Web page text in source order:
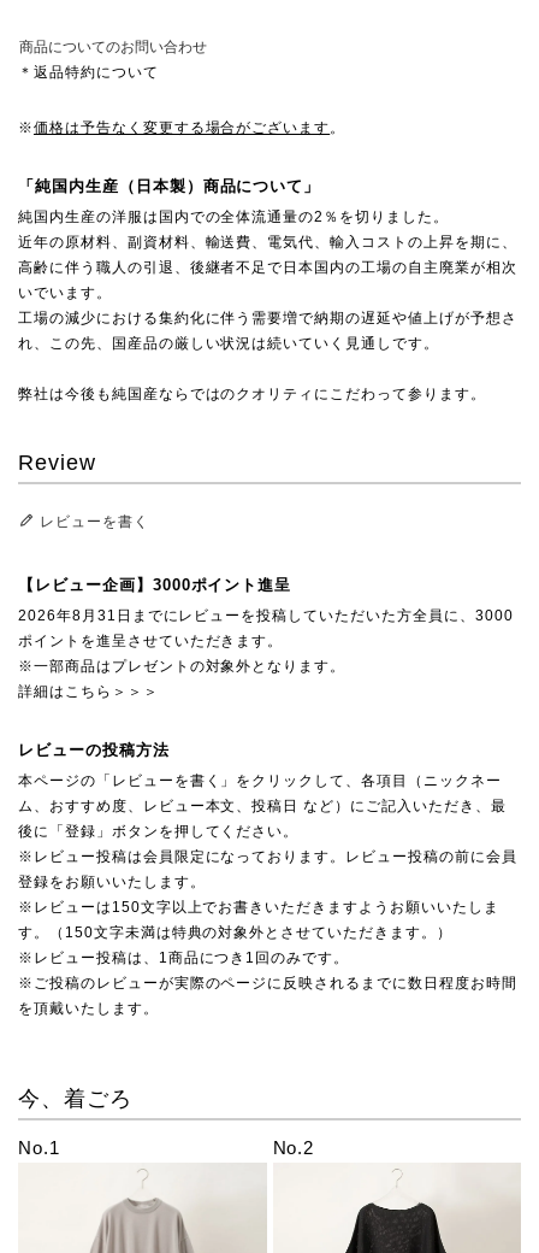
商品についてのお問い合わせ
＊返品特約について
※価格は予告なく変更する場合がございます。
「純国内生産（日本製）商品について」
純国内生産の洋服は国内での全体流通量の2％を切りました。
近年の原材料、副資材料、輸送費、電気代、輸入コストの上昇を期に、
高齢に伴う職人の引退、後継者不足で日本国内の工場の自主廃業が相次
いでいます。
工場の減少における集約化に伴う需要増で納期の遅延や値上げが予想さ
れ、この先、国産品の厳しい状況は続いていく見通しです。
弊社は今後も純国産ならではのクオリティにこだわって参ります。
Review
レビューを書く
【レビュー企画】3000ポイント進呈
2026年8月31日までにレビューを投稿していただいた方全員に、3000
ポイントを進呈させていただきます。
※一部商品はプレゼントの対象外となります。
詳細はこちら＞＞＞
レビューの投稿方法
本ページの「レビューを書く」をクリックして、各項目（ニックネー
ム、おすすめ度、レビュー本文、投稿日 など）にご記入いただき、最
後に「登録」ボタンを押してください。
※レビュー投稿は会員限定になっております。レビュー投稿の前に会員
登録をお願いいたします。
※レビューは150文字以上でお書きいただきますようお願いいたしま
す。（150文字未満は特典の対象外とさせていただきます。）
※レビュー投稿は、1商品につき1回のみです。
※ご投稿のレビューが実際のページに反映されるまでに数日程度お時間
を頂戴いたします。
今、着ごろ
No.1 No.2